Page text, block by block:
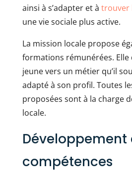
ainsi à s’adapter et à trouver
une vie sociale plus active.
La mission locale propose
formations rémunérées. Elle
jeune vers un métier qu’il
adapté à son profil. Toutes
proposées sont à la charge
locale.
Développement
compétences